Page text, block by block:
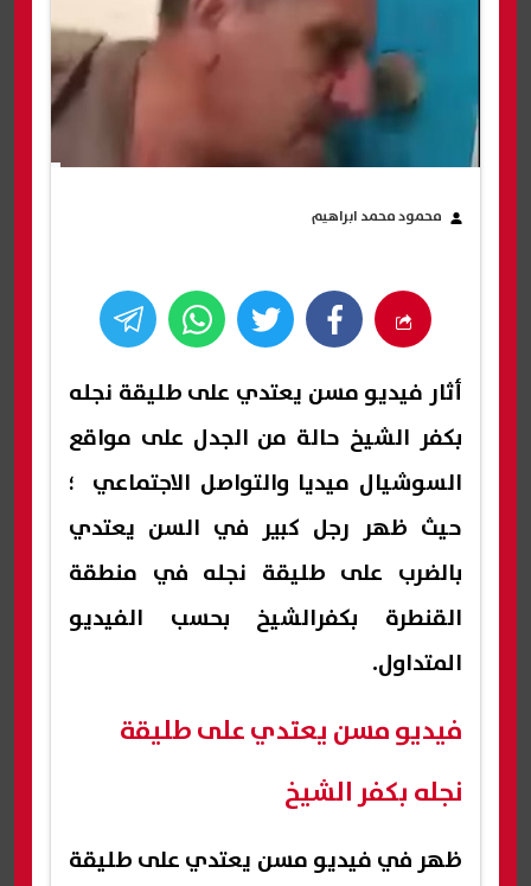
محمود محمد ابراهيم
أثار فيديو مسن يعتدي على طليقة نجله
بكفر الشيخ حالة من الجدل على مواقع
السوشيال ميديا والتواصل الاجتماعي ؛
حيث ظهر رجل كبير في السن يعتدي
بالضرب على طليقة نجله في منطقة
القنطرة بكفرالشيخ بحسب الفيديو
المتداول.
فيديو مسن يعتدي على طليقة
نجله بكفر الشيخ
ظهر في فيديو مسن يعتدي على طليقة